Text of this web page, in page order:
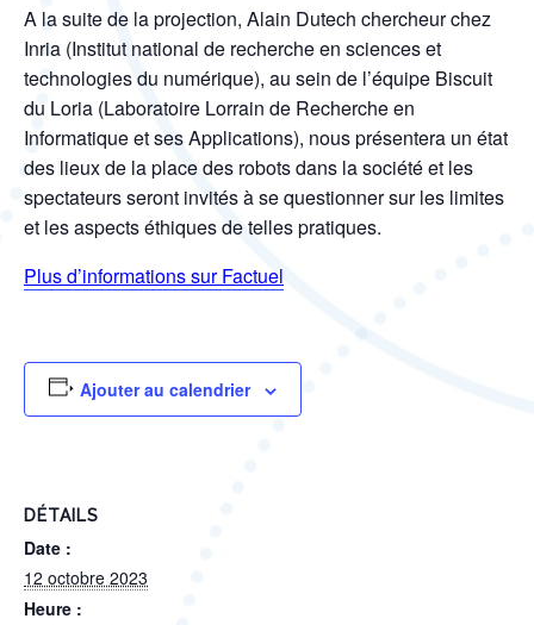
A la suite de la projection, Alain Dutech chercheur chez
Inria (Institut national de recherche en sciences et
technologies du numérique), au sein de l’équipe Biscuit
du Loria (Laboratoire Lorrain de Recherche en
Informatique et ses Applications), nous présentera un état
des lieux de la place des robots dans la société et les
spectateurs seront invités à se questionner sur les limites
et les aspects éthiques de telles pratiques.
Plus d’informations sur Factuel
Ajouter au calendrier
DÉTAILS
Date :
12 octobre 2023
Heure :